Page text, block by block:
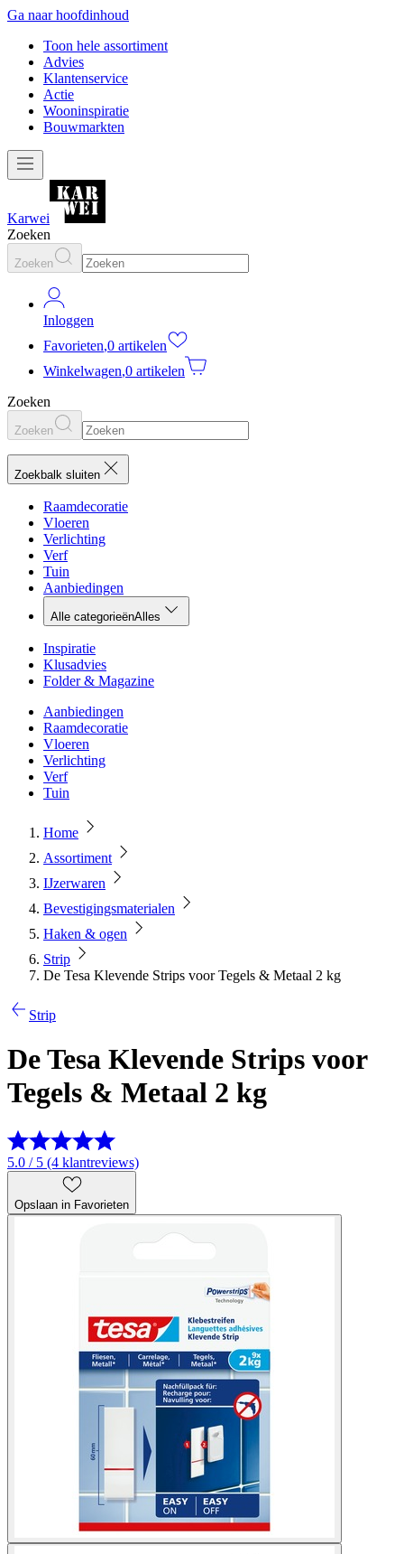
Ga naar hoofdinhoud
Toon hele assortiment
Advies
Klantenservice
Actie
Wooninspiratie
Bouwmarkten
Karwei
Zoeken
Zoeken
Inloggen
Favorieten,0 artikelen
Winkelwagen,0 artikelen
Zoeken
Zoeken
Zoekbalk sluiten
Raamdecoratie
Vloeren
Verlichting
Verf
Tuin
Aanbiedingen
Alle categorieënAlles
Inspiratie
Klusadvies
Folder & Magazine
Aanbiedingen
Raamdecoratie
Vloeren
Verlichting
Verf
Tuin
Home
Assortiment
IJzerwaren
Bevestigingsmaterialen
Haken & ogen
Strip
De Tesa Klevende Strips voor Tegels & Metaal 2 kg
Strip
De Tesa Klevende Strips voor
Tegels & Metaal 2 kg
5.0 / 5 (4 klantreviews)
Opslaan in Favorieten